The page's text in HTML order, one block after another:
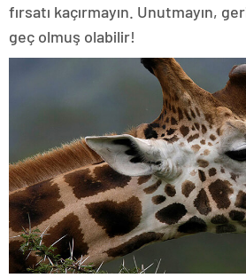
fırsatı kaçırmayın. Unutmayın,
geç olmuş olabilir!